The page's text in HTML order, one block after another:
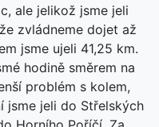
ale jelikož jsme jeli
zvládneme dojet až
jsme ujeli 41,25 km.
hodině směrem na
problém s kolem,
jsme jeli do Střelských